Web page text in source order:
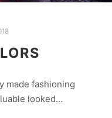
made fashioning
looked…